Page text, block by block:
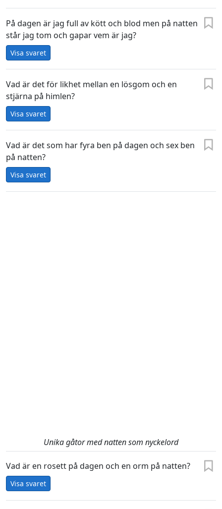
På dagen är jag full av kött och blod men på natten
står jag tom och gapar vem är jag?
Visa svaret
Vad är det för likhet mellan en lösgom och en
stjärna på himlen?
Visa svaret
Vad är det som har fyra ben på dagen och sex ben
på natten?
Visa svaret
Unika gåtor med natten som nyckelord
Vad är en rosett på dagen och en orm på natten?
Visa svaret